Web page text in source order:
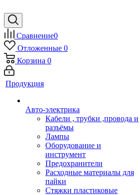
Сравнение0
Отложенные 0
Корзина 0
Продукция
Авто-электрика
Кабели , трубки ,провода и
разъёмы
Лампы
Оборудование и
инструмент
Предохранители
Расходные материалы для
пайки
Стяжки пластиковые